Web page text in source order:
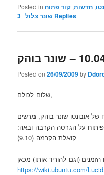
Posted in , חדשות, קוד פתוח
שונר צלול |
3 Replies
Posted on26/09/2009by
שלום לכולם,
אובונטו שונר בוהק, מרשים
על הגרסה הקרבה ובאה:
קואלת הקרמה (9.10)
https://wiki.ubuntu.com/